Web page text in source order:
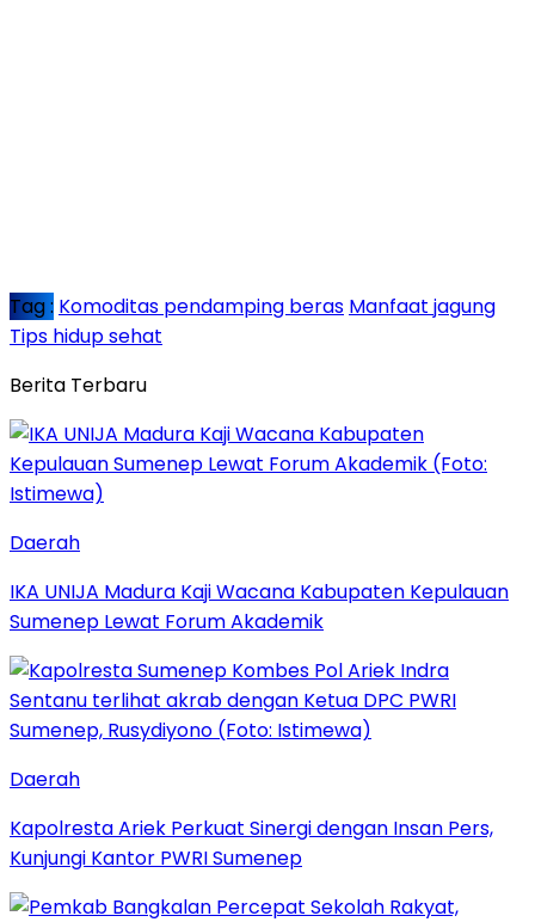
Tag : Komoditas pendamping beras Manfaat jagung
Tips hidup sehat
Berita Terbaru
Daerah
IKA UNIJA Madura Kaji Wacana Kabupaten Kepulauan
Sumenep Lewat Forum Akademik
Daerah
Kapolresta Ariek Perkuat Sinergi dengan Insan Pers,
Kunjungi Kantor PWRI Sumenep